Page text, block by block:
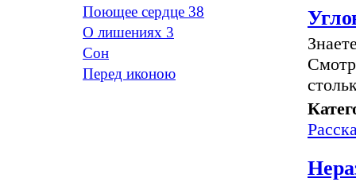
Поющее сердце 38
О лишениях 3
Сон
Перед иконою